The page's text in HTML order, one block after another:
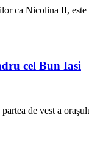
ca Nicolina II,
cel Bun Iasi
de vest a